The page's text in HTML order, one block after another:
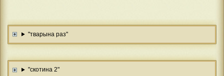
"тварына раз"
"скотина 2"